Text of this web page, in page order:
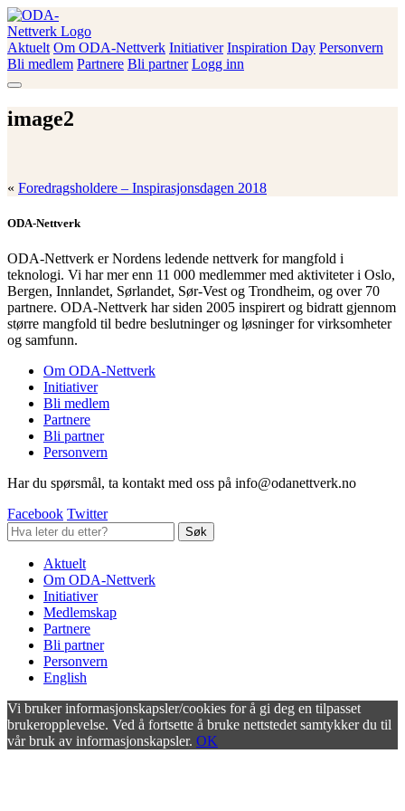
Skip
to
content
ODA-Nettverk
Aktuelt Om ODA-Nettverk Initiativer Inspiration Day Personvern
Bli medlem Partnere Bli partner Logg inn
image2
« Foredragsholdere – Inspirasjonsdagen 2018
ODA-Nettverk
ODA-Nettverk er Nordens ledende nettverk for mangfold i
teknologi. Vi har mer enn 11 000 medlemmer med aktiviteter i Oslo,
Bergen, Innlandet, Sørlandet, Sør-Vest og Trondheim, og over 70
partnere. ODA-Nettverk har siden 2005 inspirert og bidratt gjennom
større mangfold til bedre beslutninger og løsninger for virksomheter
og samfunn.
Om ODA-Nettverk
Initiativer
Bli medlem
Partnere
Bli partner
Personvern
Har du spørsmål, ta kontakt med oss på info@odanettverk.no
Facebook Twitter
Aktuelt
Om ODA-Nettverk
Initiativer
Medlemskap
Partnere
Bli partner
Personvern
English
Vi bruker informasjonskapsler/cookies for å gi deg en tilpasset
brukeropplevelse. Ved å fortsette å bruke nettstedet samtykker du til
vår bruk av informasjonskapsler. OK